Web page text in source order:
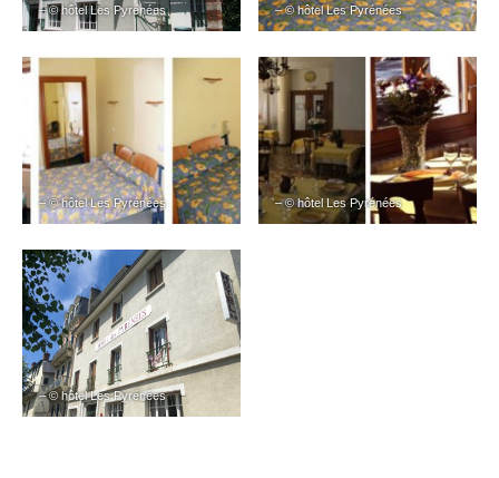
– © hôtel Les Pyrénées – © hôtel Les Pyrénées
– © hôtel Les Pyrénées – © hôtel Les Pyrénées
– © hôtel Les Pyrénées